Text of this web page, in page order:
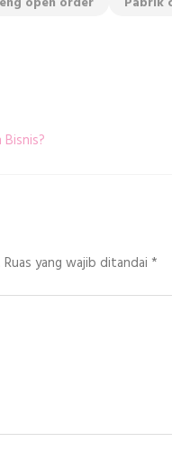
Ruas yang wajib ditandai *